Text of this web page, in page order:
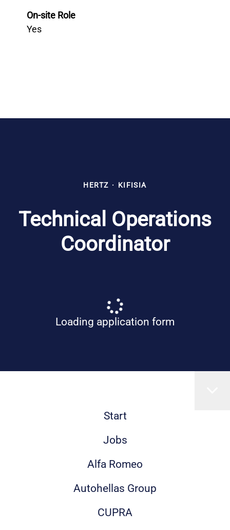
On-site Role
Yes
HERTZ · KIFISIA
Technical Operations
Coordinator
Loading application form
Start
Jobs
Alfa Romeo
Autohellas Group
CUPRA